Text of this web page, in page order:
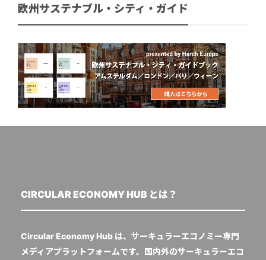
欧州サステナブル・シティ・ガイド
CIRCULAR ECONOMY HUB とは？
Circular Economy Hub は、サーキュラーエコノミー専門
メディアプラットフォームです。国内外のサーキュラーエコ